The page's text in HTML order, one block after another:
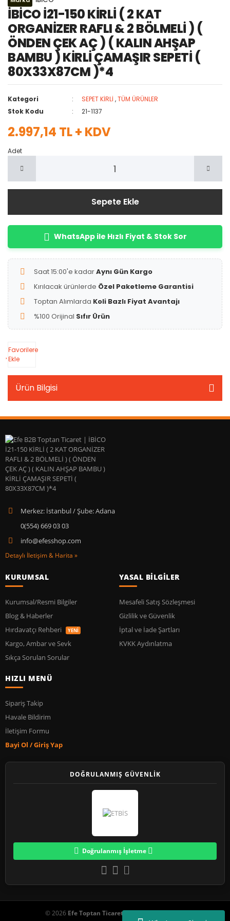
İBİCO İ21-150 KİRLİ ( 2 KAT
ORGANİZER RAFLI & 2 BÖLMELİ ) (
ÖNDEN ÇEK AÇ ) ( KALIN AHŞAP
BAMBU ) KİRLİ ÇAMAŞIR SEPETİ (
80X33X87CM )*4
Kategori SEPET KİRLİ ,TÜM ÜRÜNLER
Stok Kodu
21-1137
2.997,14 TL + KDV
Adet
Sepete Ekle
WhatsApp ile Hızlı Fiyat & Stok Sor
Saat 15:00'e kadarAynı Gün Kargo
Kırılacak ürünlerde Özel Paketleme Garantisi
Toptan Alımlarda Koli Bazlı Fiyat Avantajı
%100 Orijinal Sıfır Ürün
Favorilere
Ekle
Ürün Bilgisi
Merkez: İstanbul / Şube: Adana
0(554) 669 03 03
info@efesshop.com
Detaylı İletişim & Harita »
KURUMSAL
Kurumsal/Resmi Bilgiler
Blog & Haberler
Hırdavatçı Rehberi
YENİ
Kargo, Ambar ve Sevk
Sıkça Sorulan Sorular
YASAL BİLGİLER
Mesafeli Satış Sözleşmesi
Gizlilik ve Güvenlik
İptal ve İade Şartları
KVKK Aydınlatma
HIZLI MENÜ
Sipariş Takip
Havale Bildirim
İletişim Formu
Bayi Ol / Giriş Yap
DOĞRULANMIŞ GÜVENLİK
Doğrulanmış İşletme
© 2026 Efe Toptan Ticaret. Tüm Hakları Saklıdır.